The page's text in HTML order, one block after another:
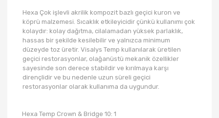
Hexa Çok işlevli akrilik kompozit bazlı geçici kuron ve
köprü malzemesi. Sıcaklık etkileyicidir çünkü kullanımı çok
kolaydır: kolay dağıtma, cilalamadan yüksek parlaklık,
hassas bir şekilde kesilebilir ve yalnızca minimum
düzeyde toz üretir. Visalys Temp kullanılarak üretilen
geçici restorasyonlar, olağanüstü mekanik özellikler
sayesinde son derece stabildir ve kırılmaya karşı
dirençlidir ve bu nedenle uzun süreli geçici
restorasyonlar olarak kullanıma da uygundur.
Hexa Temp Crown & Bridge 10: 1